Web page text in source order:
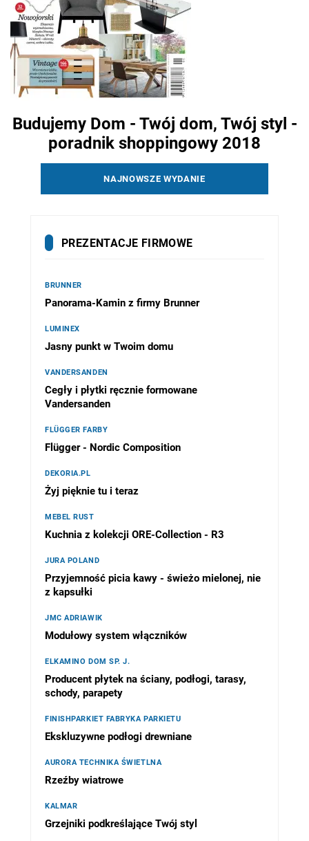
Budujemy Dom - Twój dom, Twój styl -
poradnik shoppingowy 2018
NAJNOWSZE WYDANIE
PREZENTACJE FIRMOWE
BRUNNER
Panorama-Kamin z firmy Brunner
LUMINEX
Jasny punkt w Twoim domu
VANDERSANDEN
Cegły i płytki ręcznie formowane
Vandersanden
FLÜGGER FARBY
Flügger - Nordic Composition
DEKORIA.PL
Żyj pięknie tu i teraz
MEBEL RUST
Kuchnia z kolekcji ORE-Collection - R3
JURA POLAND
Przyjemność picia kawy - świeżo mielonej, nie
z kapsułki
JMC ADRIAWIK
Modułowy system włączników
ELKAMINO DOM SP. J.
Producent płytek na ściany, podłogi, tarasy,
schody, parapety
FINISHPARKIET FABRYKA PARKIETU
Ekskluzywne podłogi drewniane
AURORA TECHNIKA ŚWIETLNA
Rzeźby wiatrowe
KALMAR
Grzejniki podkreślające Twój styl